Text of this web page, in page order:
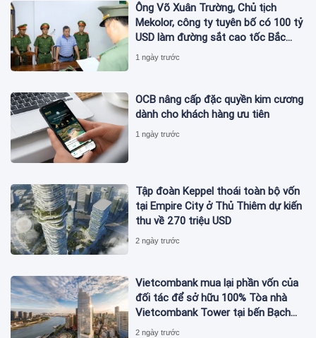
Ông Võ Xuân Trường, Chủ tịch
Mekolor, công ty tuyên bố có 100 tỷ
USD làm đường sắt cao tốc Bắc
Nam bị bắt
1 ngày trước
OCB nâng cấp đặc quyền kim cương
dành cho khách hàng ưu tiên
1 ngày trước
Tập đoàn Keppel thoái toàn bộ vốn
tại Empire City ở Thủ Thiêm dự kiến
thu về 270 triệu USD
2 ngày trước
Vietcombank mua lại phần vốn của
đối tác để sở hữu 100% Tòa nhà
Vietcombank Tower tại bến Bạch
Đằng
2 ngày trước